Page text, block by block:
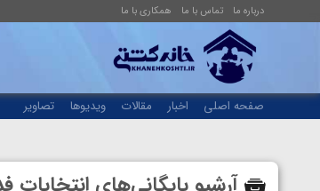
درباره ما تماس با ما همکاری با ما
صفحه اصلی اخبار مقالات ویدیوها تصاویر